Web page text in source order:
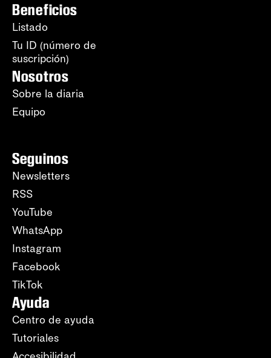
Beneficios
Listado
Tu ID (número de
suscripción)
Nosotros
Sobre la diaria
Equipo
Seguinos
Newsletters
RSS
YouTube
WhatsApp
Instagram
Facebook
TikTok
Ayuda
Centro de ayuda
Tutoriales